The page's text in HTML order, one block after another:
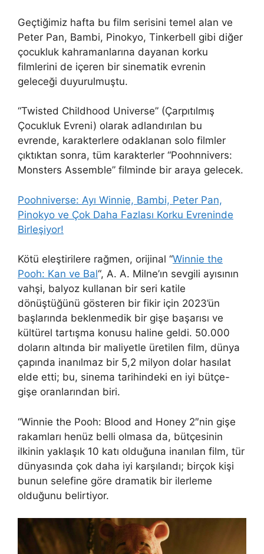
Geçtiğimiz hafta bu film serisini temel alan ve
Peter Pan, Bambi, Pinokyo, Tinkerbell gibi diğer
çocukluk kahramanlarına dayanan korku
filmlerini de içeren bir sinematik evrenin
geleceği duyurulmuştu.
“Twisted Childhood Universe” (Çarpıtılmış
Çocukluk Evreni) olarak adlandırılan bu
evrende, karakterlere odaklanan solo filmler
çıktıktan sonra, tüm karakterler “Poohnnivers:
Monsters Assemble” filminde bir araya gelecek.
Poohniverse: Ayı Winnie, Bambi, Peter Pan,
Pinokyo ve Çok Daha Fazlası Korku Evreninde
Birleşiyor!
Kötü eleştirilere rağmen, orijinal “Winnie the
Pooh: Kan ve Bal“, A. A. Milne’ın sevgili ayısının
vahşi, balyoz kullanan bir seri katile
dönüştüğünü gösteren bir fikir için 2023’ün
başlarında beklenmedik bir gişe başarısı ve
kültürel tartışma konusu haline geldi. 50.000
doların altında bir maliyetle üretilen film, dünya
çapında inanılmaz bir 5,2 milyon dolar hasılat
elde etti; bu, sinema tarihindeki en iyi bütçe-
gişe oranlarından biri.
“Winnie the Pooh: Blood and Honey 2″nin gişe
rakamları henüz belli olmasa da, bütçesinin
ilkinin yaklaşık 10 katı olduğuna inanılan film, tür
dünyasında çok daha iyi karşılandı; birçok kişi
bunun selefine göre dramatik bir ilerleme
olduğunu belirtiyor.